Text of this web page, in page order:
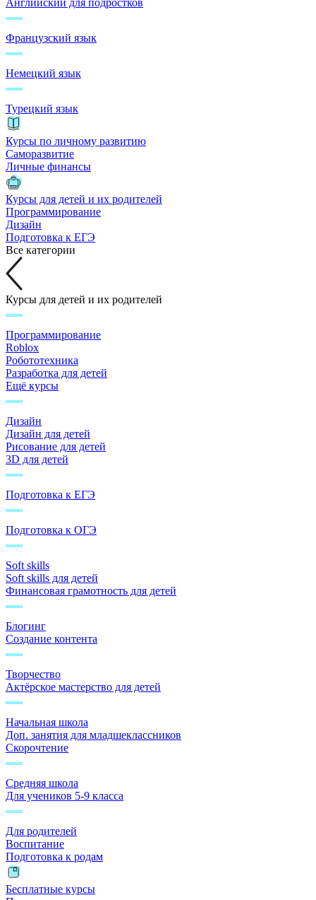
Английский для подростков
Французский язык
Немецкий язык
Турецкий язык
Курсы по личному развитию
Саморазвитие
Личные финансы
Курсы для детей и их родителей
Программирование
Дизайн
Подготовка к ЕГЭ
Все категории
Курсы для детей и их родителей
Программирование
Roblox
Робототехника
Разработка для детей
Ещё курсы
Дизайн
Дизайн для детей
Рисование для детей
3D для детей
Подготовка к ЕГЭ
Подготовка к ОГЭ
Soft skills
Soft skills для детей
Финансовая грамотность для детей
Блогинг
Создание контента
Творчество
Актёрское мастерство для детей
Начальная школа
Доп. занятия для младшеклассников
Скорочтение
Средняя школа
Для учеников 5-9 класса
Для родителей
Воспитание
Подготовка к родам
Бесплатные курсы